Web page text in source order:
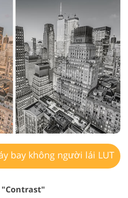
bay không người lái LUT
"Contrast"